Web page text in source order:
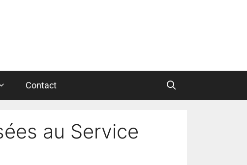
Contact
au Service